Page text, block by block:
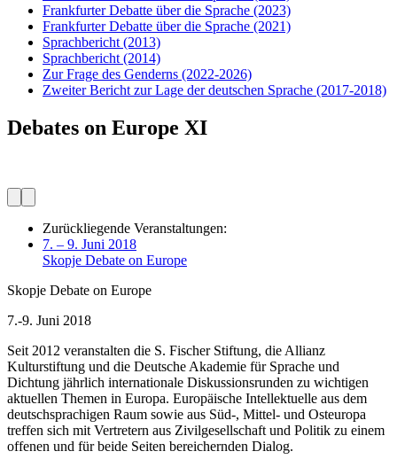
Frankfurter Debatte über die Sprache (2023)
Frankfurter Debatte über die Sprache (2021)
Sprachbericht (2013)
Sprachbericht (2014)
Zur Frage des Genderns (2022-2026)
Zweiter Bericht zur Lage der deutschen Sprache (2017-2018)
Debates on Europe XI
Zurückliegende Veranstaltungen:
7. – 9. Juni 2018
Skopje Debate on Europe
Skopje Debate on Europe
7.-9. Juni 2018
Seit 2012 veranstalten die S. Fischer Stiftung, die Allianz
Kulturstiftung und die Deutsche Akademie für Sprache und
Dichtung jährlich internationale Diskussionsrunden zu wichtigen
aktuellen Themen in Europa. Europäische Intellektuelle aus dem
deutschsprachigen Raum sowie aus Süd-, Mittel- und Osteuropa
treffen sich mit Vertretern aus Zivilgesellschaft und Politik zu einem
offenen und für beide Seiten bereichernden Dialog.